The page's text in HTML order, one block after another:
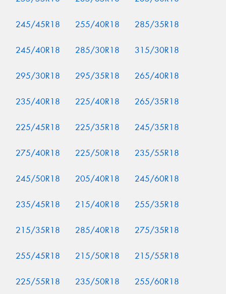
245/45R18 255/40R18 285/35R18
245/40R18 285/30R18 315/30R18
295/30R18 295/35R18 265/40R18
235/40R18 225/40R18 265/35R18
225/45R18 225/35R18 245/35R18
275/40R18 225/50R18 235/55R18
245/50R18 205/40R18 245/60R18
235/45R18 215/40R18 255/35R18
215/35R18 285/40R18 275/35R18
255/45R18 215/50R18 215/55R18
225/55R18 235/50R18 255/60R18